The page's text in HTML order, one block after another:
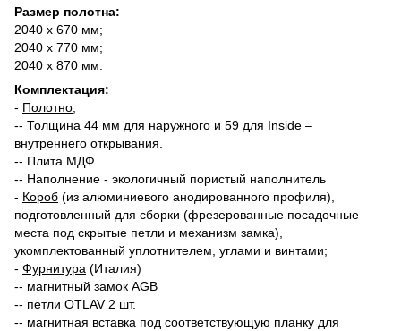
Размер полотна:
2040 х 670 мм;
2040 х 770 мм;
2040 х 870 мм.
Комплектация:
- Полотно;
-- Толщина 44 мм для наружного и 59 для Inside –
внутреннего открывания.
-- Плита МДФ
-- Наполнение - экологичный пористый наполнитель
- Короб (из алюминиевого анодированного профиля),
подготовленный для сборки (фрезерованные посадочные
места под скрытые петли и механизм замка),
укомплектованный уплотнителем, углами и винтами;
- Фурнитура (Италия)
-- магнитный замок AGB
-- петли OTLAV 2 шт.
-- магнитная вставка под соответствующую планку для